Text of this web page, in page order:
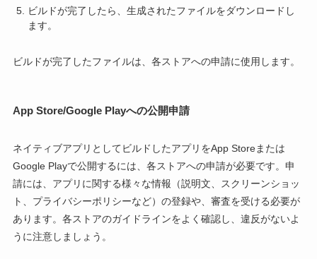
ビルドが完了したら、生成されたファイルをダウンロードし
ます。
ビルドが完了したファイルは、各ストアへの申請に使用します。
App Store/Google Playへの公開申請
ネイティブアプリとしてビルドしたアプリをApp Storeまたは
Google Playで公開するには、各ストアへの申請が必要です。申
請には、アプリに関する様々な情報（説明文、スクリーンショッ
ト、プライバシーポリシーなど）の登録や、審査を受ける必要が
あります。各ストアのガイドラインをよく確認し、違反がないよ
うに注意しましょう。